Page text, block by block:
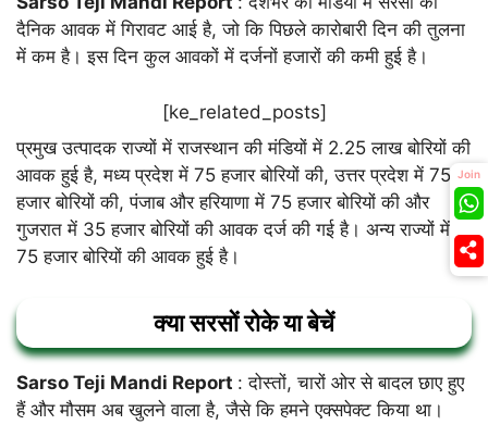
दैनिक आवक में गिरावट आई है, जो कि पिछले कारोबारी दिन की तुलना
में कम है। इस दिन कुल आवकों में दर्जनों हजारों की कमी हुई है।
[ke_related_posts]
प्रमुख उत्पादक राज्यों में राजस्थान की मंडियों में 2.25 लाख बोरियों की
आवक हुई है, मध्य प्रदेश में 75 हजार बोरियों की, उत्तर प्रदेश में 75
हजार बोरियों की, पंजाब और हरियाणा में 75 हजार बोरियों की और
गुजरात में 35 हजार बोरियों की आवक दर्ज की गई है। अन्य राज्यों में भी
75 हजार बोरियों की आवक हुई है।
क्या सरसों रोके या बेचें
Sarso Teji Mandi Report : दोस्तों, चारों ओर से बादल छाए हुए
हैं और मौसम अब खुलने वाला है, जैसे कि हमने एक्सपेक्ट किया था।
Join